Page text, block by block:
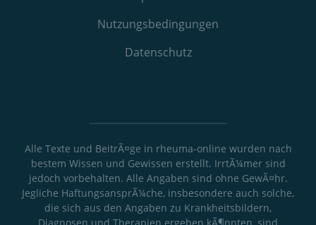
Nutzungs­bedingungen
Datenschutz
Alle Texte und BeitrÃ¤ge in rheuma-online wurden nach
bestem Wissen und Gewissen erstellt. IrrtÃ¼mer sind
jedoch vorbehalten. Alle Angaben sind ohne GewÃ¤hr.
Jegliche HaftungsansprÃ¼che, insbesondere auch solche,
die sich aus den Angaben zu Krankheitsbildern,
Diagnosen und Therapien ergeben kÃ¶nnten, sind